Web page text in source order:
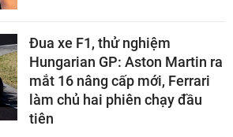
Đua xe F1, thử nghiệm
Hungarian GP: Aston Martin ra
mắt 16 nâng cấp mới, Ferrari
làm chủ hai phiên chạy đầu
tiên